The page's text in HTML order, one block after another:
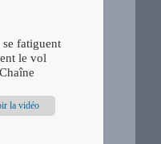
fatiguent
le vol
la vidéo